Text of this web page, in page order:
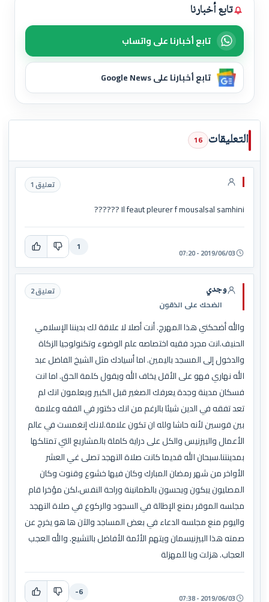
تابع أخبارنا
تابع أخبارنا على واتساب
تابع أخبارنا على Google News
التعليقات 16
تعليق 1
Il feaut pleurer f mousalsal samhini ??????
2019/06/03 - 07:20
1
وجدي
الضحك على الذقون
تعليق 2
والله أضحكني هذا المهرج. أنت أصلا لا علاقة لك بديننا الإسلامي
الحنيف.انت مجرد فقيه اختصاصه علم الوضوء وتكنولوجيا الزكاة
والدخول إلى المسجد باليمين. اما أسيادك مثل الشيخ الفاضل عبد
الله نهاري فهو على الأقل يخاف الله ويقول كلمة الحق. اما انت
فسكان مدينة وجدة يعرفك الصغير قبل الكبير ويعلمون انك لم
تعد تفقه في الدين شيئا بالرغم من انك دكتور في الفقه وعلامة
بين قوسين لأنه حاشا ولله ان تكون علامة.لانك إنغمست في عالم
الأعمال والبيزنيس والكل على دراية كاملة بالمشاريع التي تمتلكها
بمدينتنا.سبحان الله قديما كانت صلاة التهجد تصلى غي العشر
الأواخر من شهر رمضان المبارك وكان فيها خشوع وقنوت وكان
المصليون يبكون ويحسون بالطمانينة وراحة النفس،لكن مؤخرا قام
مجلسه الموقر بمنع الإطالة في السجود والركوع في صلاة التهجد
واليوم منع مجلسه الدعاء في بعض المساجد والآن ها هو يخرج عن
صمته هذا البيزنيسمان ويتهم الأئمة الأفاضل بالتشيع. والله العجب
العجاب. هزلت ويا للمهزلة
2019/06/03 - 07:38
-6